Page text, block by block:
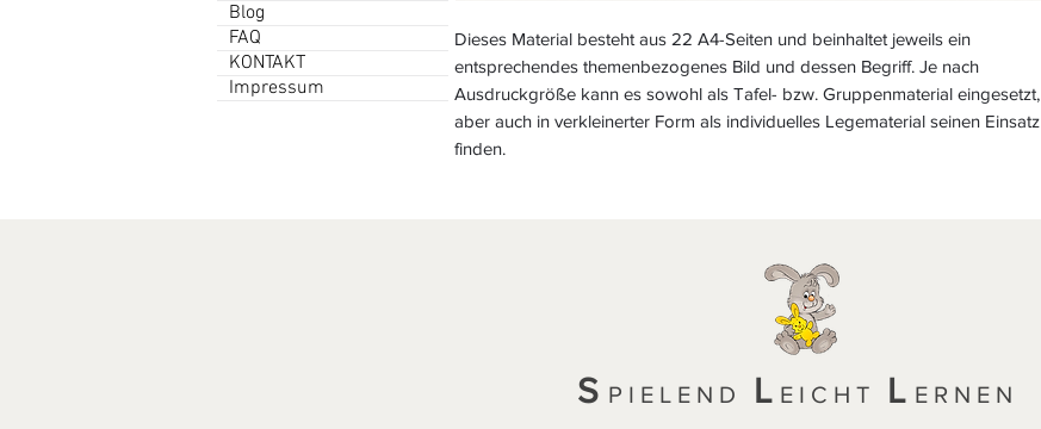
Dieses Material besteht aus 22 A4-Seiten und beinhaltet jeweils ein
entsprechendes themenbezogenes Bild und dessen Begriff. Je nach
Ausdruckgröße kann es sowohl als Tafel- bzw. Gruppenmaterial eingesetzt,
aber auch in verkleinerter Form als individuelles Legematerial seinen Einsatz
finden.
Blog
FAQ
KONTAKT
Impressum
S PIELEND L EICHT L ERNEN